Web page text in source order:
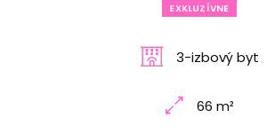
EXKLUZÍVNE
3-izbový byt
66 m²